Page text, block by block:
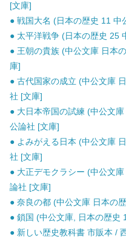
[文庫]
● 戦国大名 (日本の歴史 11 中
● 太平洋戦争 (日本の歴史 25
● 王朝の貴族 (中公文庫 日本
庫]
● 古代国家の成立 (中公文庫
社 [文庫]
● 大日本帝国の試練 (中公文
公論社 [文庫]
● よみがえる日本 (中公文庫
社 [文庫]
● 大正デモクラシー (中公文
論社 [文庫]
● 奈良の都 (中公文庫 日本の
● 鎖国 (中公文庫, 日本の歴史
● 新しい歴史教科書 市販本 /